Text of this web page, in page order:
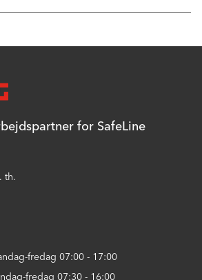
for SafeLine
th.
fredag 07:00 - 17:00
fredag 07:30 - 16:00